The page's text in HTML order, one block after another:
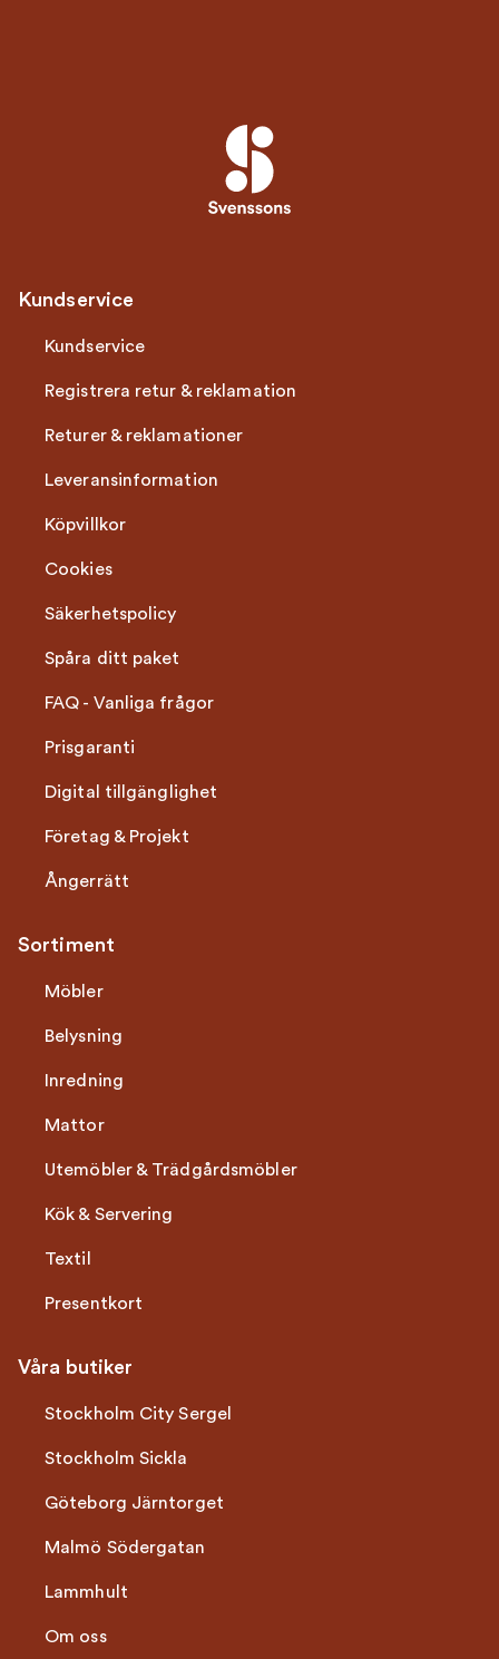
Kundservice
Kundservice
Registrera retur & reklamation
Returer & reklamationer
Leveransinformation
Köpvillkor
Cookies
Säkerhetspolicy
Spåra ditt paket
FAQ - Vanliga frågor
Prisgaranti
Digital tillgänglighet
Företag & Projekt
Ångerrätt
Sortiment
Möbler
Belysning
Inredning
Mattor
Utemöbler & Trädgårdsmöbler
Kök & Servering
Textil
Presentkort
Våra butiker
Stockholm City Sergel
Stockholm Sickla
Göteborg Järntorget
Malmö Södergatan
Lammhult
Om oss